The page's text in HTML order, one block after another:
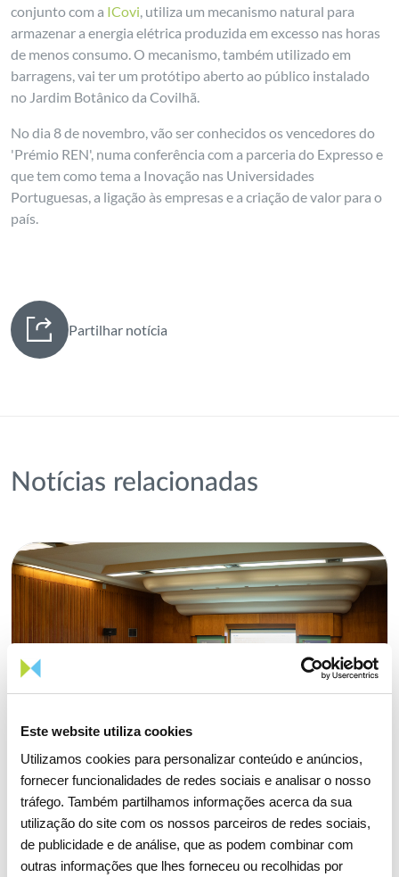
Este website utiliza cookies
Utilizamos cookies para personalizar conteúdo e anúncios,
fornecer funcionalidades de redes sociais e analisar o nosso
tráfego. Também partilhamos informações acerca da sua
utilização do site com os nossos parceiros de redes sociais,
de publicidade e de análise, que as podem combinar com
outras informações que lhes forneceu ou recolhidas por
conjunto com a ICovi, utiliza um mecanismo natural para
armazenar a energia elétrica produzida em excesso nas horas
de menos consumo. O mecanismo, também utilizado em
barragens, vai ter um protótipo aberto ao público instalado
no Jardim Botânico da Covilhã.
No dia 8 de novembro, vão ser conhecidos os vencedores do
'Prémio REN', numa conferência com a parceria do Expresso e
que tem como tema a Inovação nas Universidades
Portuguesas, a ligação às empresas e a criação de valor para o
país.
Partilhar notícia
Notícias relacionadas